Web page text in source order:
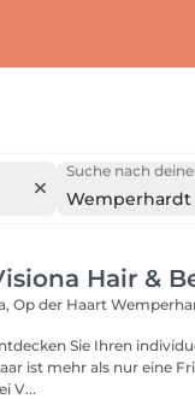
Suche nach
Wemperhardt
Hair &
Op der Haart
Sie Ihren individuellen Look mit Stil
ist mehr als nur eine Frisur es ist Ausdruck Ihrer
V...